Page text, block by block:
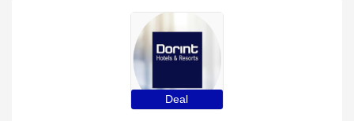
Deal